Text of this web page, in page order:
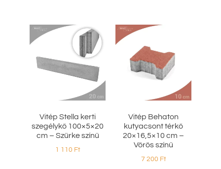
Vitép Stella kerti
szegélykő 100×5×20
cm – Szürke színű
1 110 Ft
Vitép Behaton
kutyacsont térkő
20×16,5×10 cm –
Vörös színű
7 200 Ft